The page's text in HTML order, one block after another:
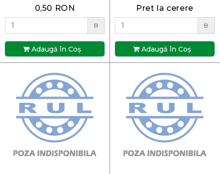
0,50 RON
B
Adaugă în Coş
Pret la cerere
B
Adaugă în Coş